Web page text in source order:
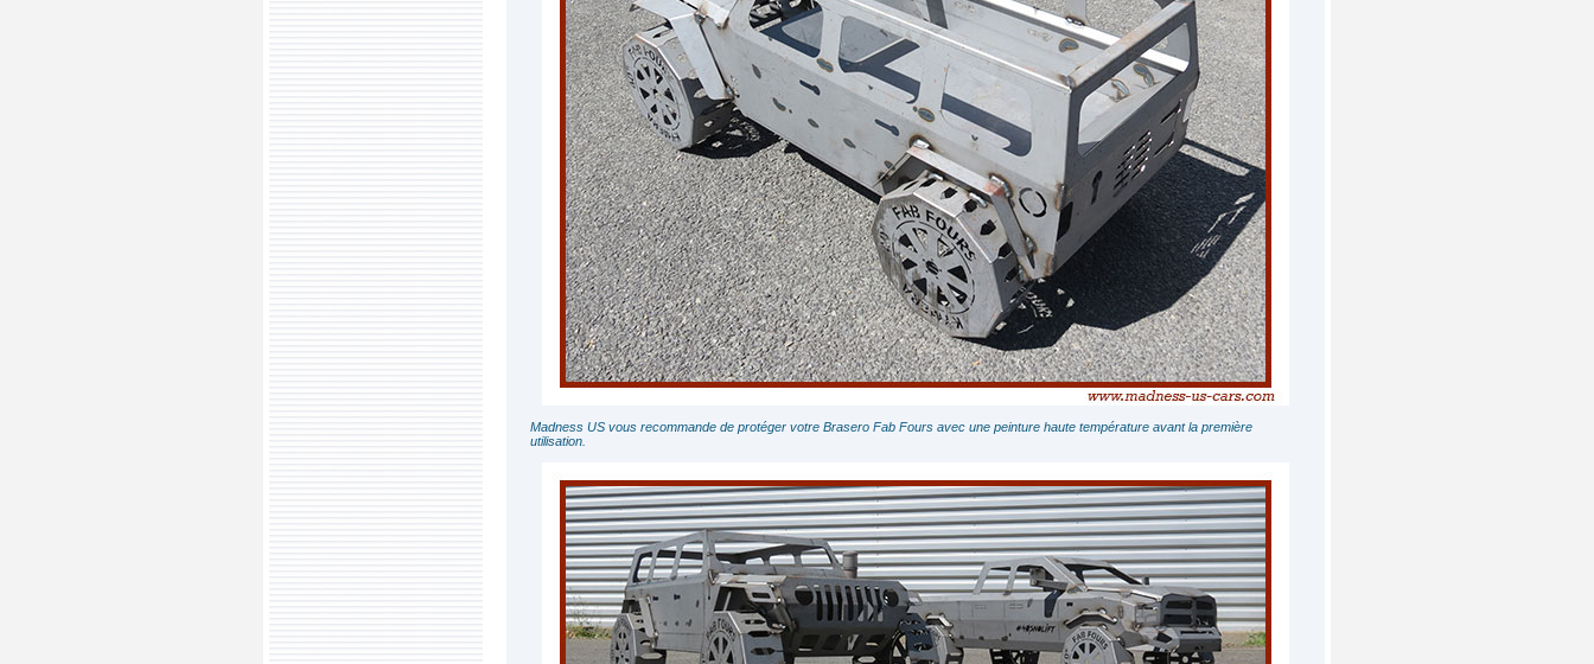
Madness US vous recommande de protéger votre Brasero Fab Fours avec une peinture haute température avant la première
utilisation.